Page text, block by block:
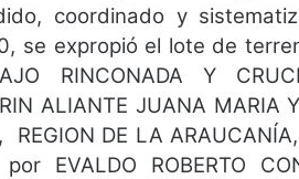
coordinado y
se expropió el lote de
RINCONADA Y
ALIANTE JUANA MARIA
DE LA
EVALDO ROBERTO